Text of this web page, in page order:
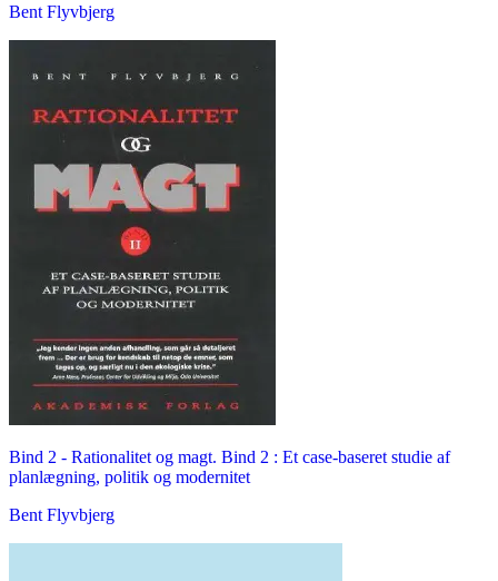
Bent Flyvbjerg
Bind 2 - Rationalitet og magt. Bind 2 : Et case-baseret studie af
planlægning, politik og modernitet
Bent Flyvbjerg